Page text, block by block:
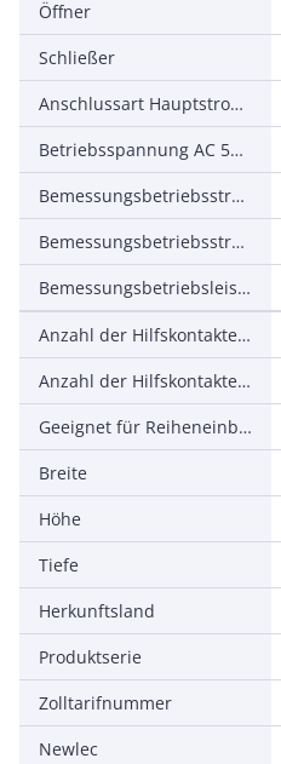
Öffner
Schließer
Anschlussart Hauptstromkreis
Betriebsspannung AC 50 Hz
Bemessungsbetriebsstrom Ie bei AC-1, 400 V
Bemessungsbetriebsstrom Ie bei AC-3, 400 V
Bemessungsbetriebsleistung NEMA
Anzahl der Hilfskontakte als Schließer
Anzahl der Hilfskontakte als Öffner
Geeignet für Reiheneinbau
Breite
Höhe
Tiefe
Herkunftsland
Produktserie
Zolltarifnummer
Newlec